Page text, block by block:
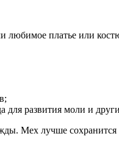
платье или
для развития моли и
Мех лучше